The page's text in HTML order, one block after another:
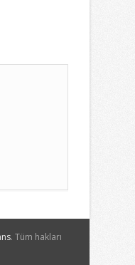
. Tüm hakları